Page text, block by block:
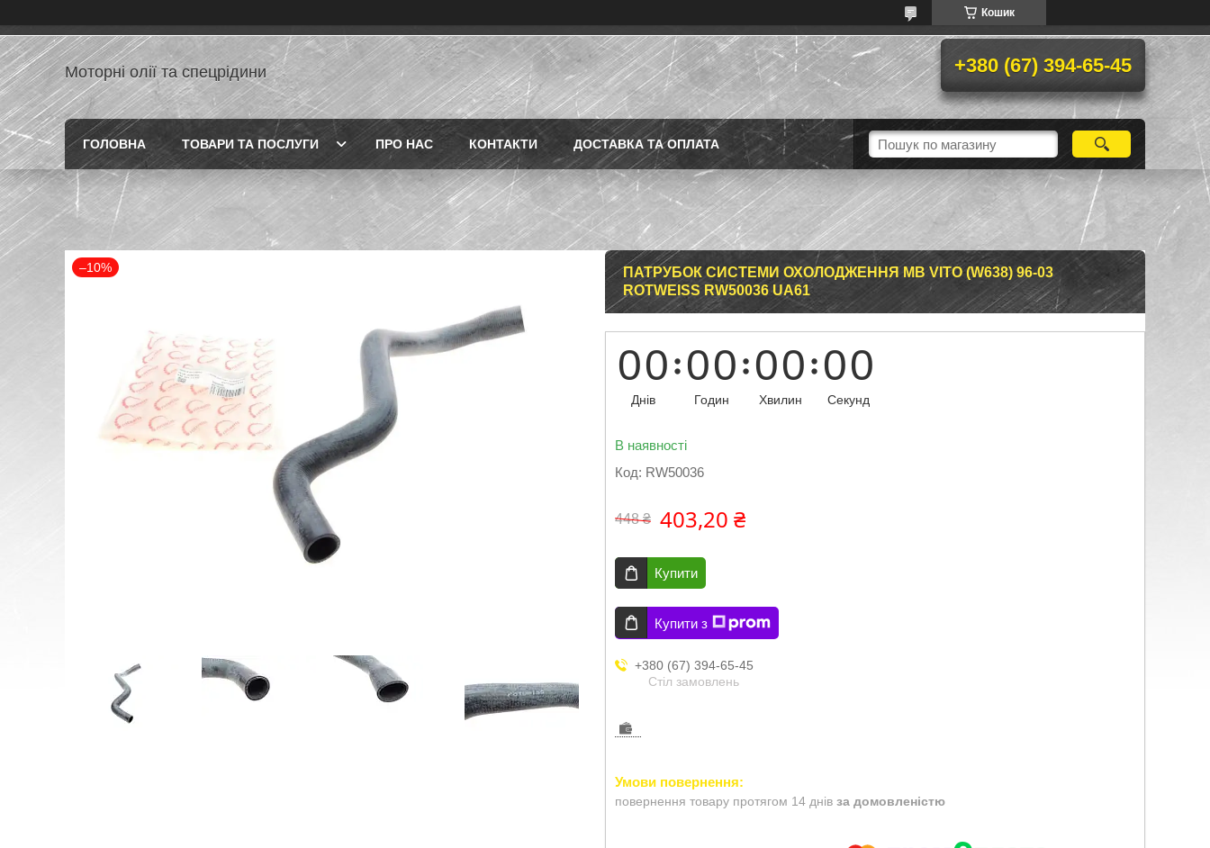
Кошик
Моторні олії та спецрідини +380 (67) 394-65-45
ГОЛОВНА ТОВАРИ ТА ПОСЛУГИ ПРО НАС КОНТАКТИ ДОСТАВКА ТА ОПЛАТА
–10%
ПАТРУБОК СИСТЕМИ ОХОЛОДЖЕННЯ MB VITO (W638) 96-03
ROTWEISS RW50036 UA61
00
Днів
00
Годин
00
Хвилин
00
Секунд
В наявності
Код: RW50036
448 ₴ 403,20 ₴
Купити
Купити з
+380 (67) 394-65-45
Стіл замовлень
повернення товару протягом 14 днів за домовленістю